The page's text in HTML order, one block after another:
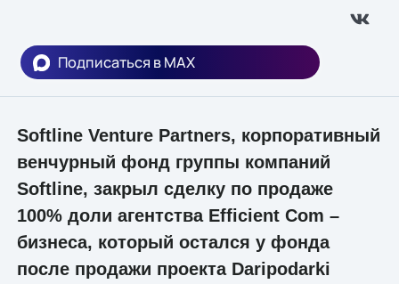
Подписаться в MAX
Softline Venture Partners, корпоративный
венчурный фонд группы компаний
Softline, закрыл сделку по продаже
100% доли агентства Efficient Com –
бизнеса, который остался у фонда
после продажи проекта Daripodarki